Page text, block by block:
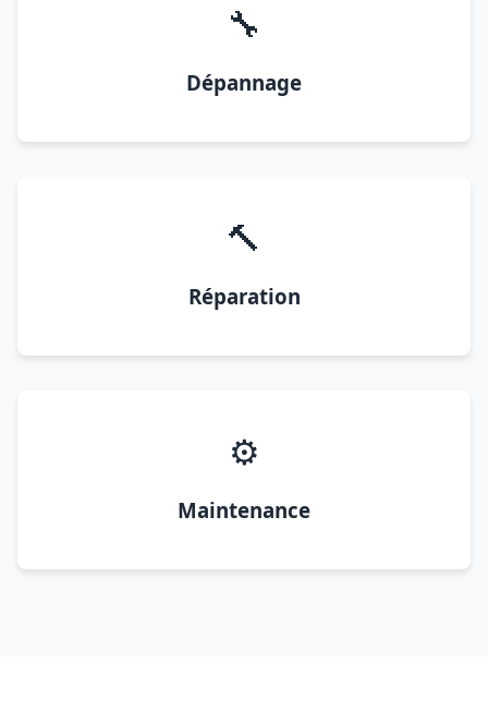
🔧
Dépannage
🔨
Réparation
⚙️
Maintenance